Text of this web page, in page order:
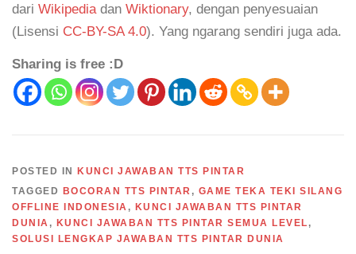
dari Wikipediadan Wiktionary, dengan penyesuaian
(Lisensi CC-BY-SA 4.0). Yang ngarang sendiri juga ada.
Sharing is free :D
POSTED IN
KUNCI JAWABAN TTS PINTAR
TAGGED
BOCORAN TTS PINTAR , GAME TEKA TEKI SILANG
OFFLINE INDONESIA , KUNCI JAWABAN TTS PINTAR
DUNIA , KUNCI JAWABAN TTS PINTAR SEMUA LEVEL ,
SOLUSI LENGKAP JAWABAN TTS PINTAR DUNIA